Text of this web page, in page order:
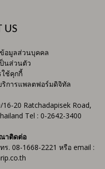
US
อมูลส่วนบุคคล
นส่วนตัว
ช้คุกกี้
ริการแพลตฟอร์มดิจิทัล
20 Ratchadapisek Road,
Tel : 0-2642-3400
าติดต่อ
08-1668-2221 หรือ email :